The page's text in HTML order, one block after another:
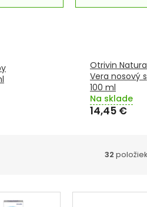
Otrivin
Vera nosový
100 ml
Na sklade
14,45 €
32